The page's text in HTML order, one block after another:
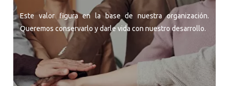
Este valor figura en la base de nuestra organización.
Queremos conservarlo y darle vida con nuestro desarrollo.